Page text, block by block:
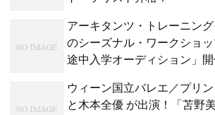
アーキタンツ・トレーニン
のシーズナル・ワークショ
途中入学オーディション」開
ウィーン国立バレエ／プリ
と木本全優 が出演！「苫野